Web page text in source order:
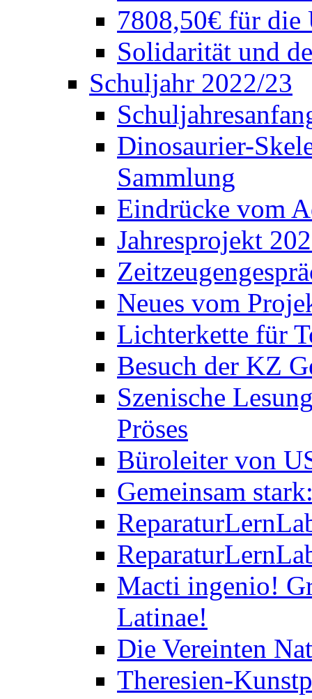
7808,50€ für die
Solidarität und
Schuljahr 2022/23
Dinosaurier-
Sammlung
Eindrücke vom
Jahresprojekt
Neues vom
Lichterkette für
Besuch der KZ
Szenische
Pröses
Büroleiter von
Gemeinsam
Macti ingenio!
Latinae!
Die Vereinten
Theresien-